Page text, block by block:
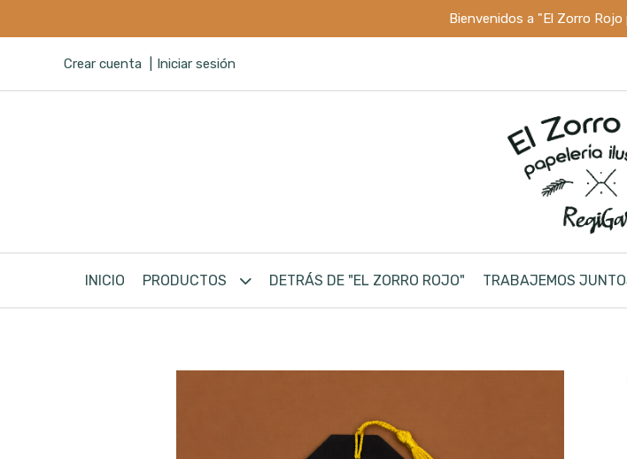
Bienvenidos a "El Zorro
Crear cuenta Iniciar sesión
INICIO PRODUCTOS DETRÁS DE "EL ZORRO ROJO" TRABAJEMOS